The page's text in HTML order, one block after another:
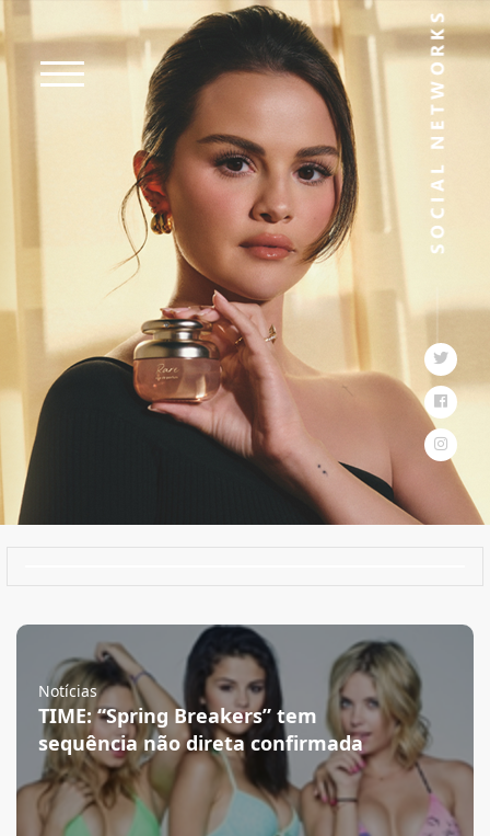
Notícias
TIME: “Spring Breakers” tem
sequência não direta confirmada